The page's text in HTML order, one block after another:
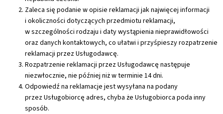
Zaleca się podanie w opisie reklamacji jak najwięcej informacji
i okoliczności dotyczących przedmiotu reklamacji,
w szczególności rodzaju i daty wystąpienia nieprawidłowości
oraz danych kontaktowych, co ułatwi i przyśpieszy rozpatrzenie
reklamacji przez Usługodawcę.
Rozpatrzenie reklamacji przez Usługodawcę następuje
niezwłocznie, nie później niż w terminie 14 dni.
Odpowiedź na reklamacje jest wysyłana na podany
przez Usługobiorcę adres, chyba że Usługobiorca poda inny
sposób.